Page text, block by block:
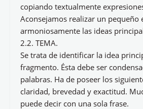
copiando textualmente
Aconsejamos realizar un pequeño
armoniosamente las ideas
2.2. TEMA.
Se trata de identificar la idea
fragmento. Ésta debe ser
palabras. Ha de poseer los
claridad, brevedad y exactitud.
puede decir con una sola frase.